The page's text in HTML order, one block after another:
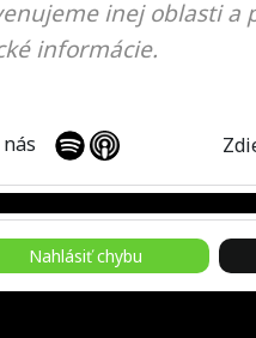
inej oblasti a
informácie.
nás
Nahlásiť chybu